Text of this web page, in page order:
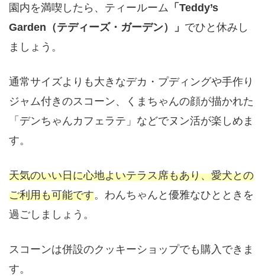
園内を満喫したら、ティールーム 「Teddy’s
Garden（テディーズ・ガーデン）」 でひと休みし
ましょう。
通常サイズよりも大きなデカ・プディングや手作り
ジャム付きのスコーン、くまちゃんの顔が描かれた
「デンちゃんカフェラテ」などでヌン活が楽しめま
す。
天気のいい日に心地よいテラス席もあり、愛犬との
ご利用も可能です。わんちゃんと優雅なひとときを
過ごしましょう。
スコーンは併設のクッキーショップでも購入できま
す。